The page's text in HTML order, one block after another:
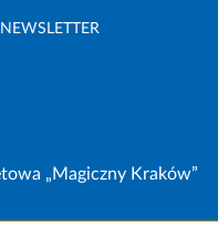
NEWSLETTER
„Magiczny Kraków”